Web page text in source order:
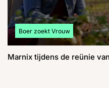
Bekijk meer artikelen over:
Boer zoekt Vrouw
Marnix tijdens de reünie